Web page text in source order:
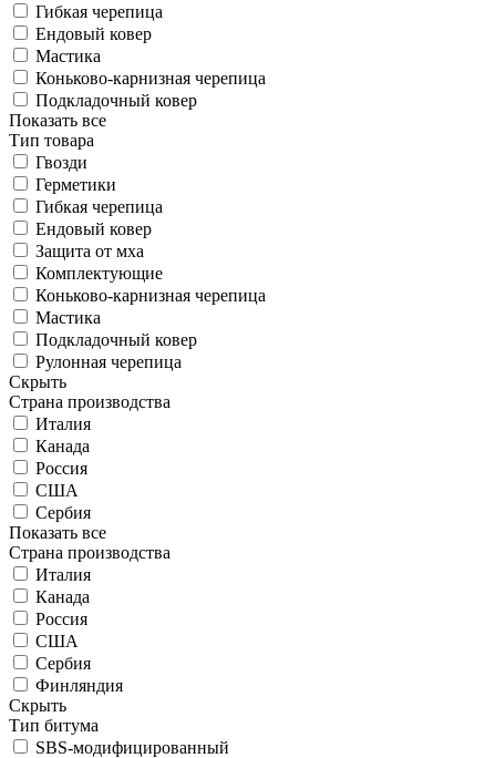
Гибкая черепица
Ендовый ковер
Мастика
Коньково-карнизная черепица
Подкладочный ковер
Показать все
Тип товара
Гвозди
Герметики
Гибкая черепица
Ендовый ковер
Защита от мха
Комплектующие
Коньково-карнизная черепица
Мастика
Подкладочный ковер
Рулонная черепица
Скрыть
Страна производства
Италия
Канада
Россия
США
Сербия
Показать все
Страна производства
Италия
Канада
Россия
США
Сербия
Финляндия
Скрыть
Тип битума
SBS-модифицированный